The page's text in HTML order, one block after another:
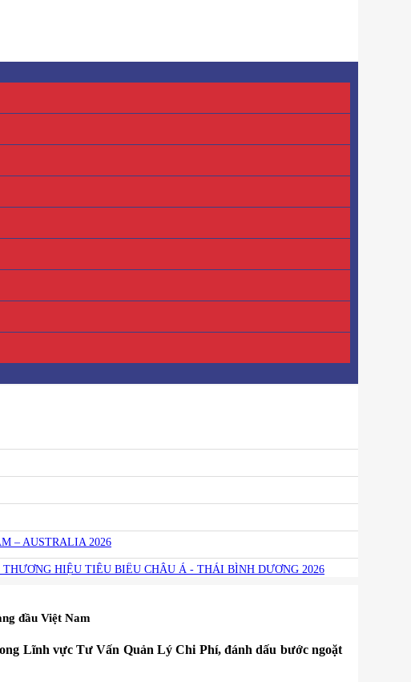
– AUSTRALIA 2026
HIỆU TIÊU BIỂU CHÂU Á - THÁI BÌNH DƯƠNG 2026
đầu Việt Nam
Lĩnh vực Tư Vấn Quản Lý Chi Phí, đánh dấu bước ngoặt